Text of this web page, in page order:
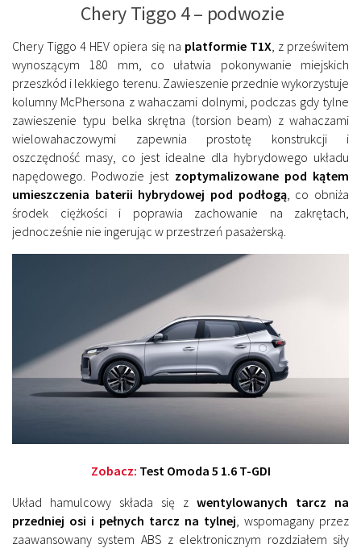
Chery Tiggo 4 – podwozie
Chery Tiggo 4 HEV opiera się na platformie T1X, z prześwitem
wynoszącym 180 mm, co ułatwia pokonywanie miejskich
przeszkód i lekkiego terenu. Zawieszenie przednie wykorzystuje
kolumny McPhersona z wahaczami dolnymi, podczas gdy tylne
zawieszenie typu belka skrętna (torsion beam) z wahaczami
wielowahaczowymi zapewnia prostotę konstrukcji i
oszczędność masy, co jest idealne dla hybrydowego układu
napędowego. Podwozie jest zoptymalizowane pod kątem
umieszczenia baterii hybrydowej pod podłogą, co obniża
środek ciężkości i poprawia zachowanie na zakrętach,
jednocześnie nie ingerując w przestrzeń pasażerską.
Zobacz: Test Omoda 5 1.6 T-GDI
Układ hamulcowy składa się z wentylowanych tarcz na
przedniej osi i pełnych tarcz na tylnej , wspomagany przez
zaawansowany system ABS z elektronicznym rozdziałem siły